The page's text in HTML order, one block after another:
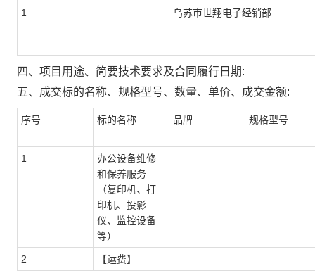
1 乌苏市世翔电子经销部
四、项目用途、简要技术要求及合同履行日期:
五、成交标的名称、规格型号、数量、单价、成交金额:
序号 标的名称 品牌 规格型号
1
办公设备维修
和保养服务
（复印机、打
印机、投影
仪、监控设备
等）
2 【运费】